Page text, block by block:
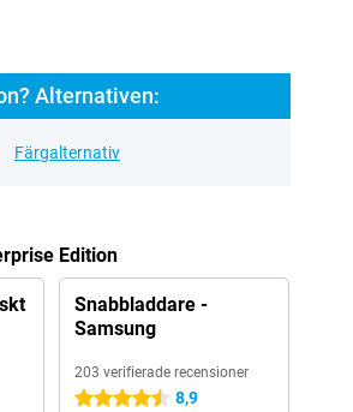
Alternativen:
Färgalternativ
Edition
Snabbladdare -
Samsung
203 verifierade recensioner
4.5 stjärnor 8,9